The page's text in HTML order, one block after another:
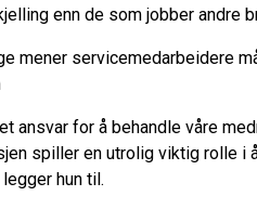
enn de som jobber andre
mener servicemedarbeidere
ansvar for å behandle våre
spiller en utrolig viktig rolle
hun til.